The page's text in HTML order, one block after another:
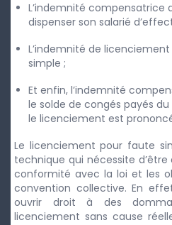
L’indemnité compensatrice
dispenser son salarié
L’indemnité de
simple ;
Et enfin, l’indemnité
le solde de congés payés
le licenciement est
Le licenciement pour faute
technique qui nécessite
conformité avec la loi et les
convention collective. En
ouvrir droit à des
licenciement sans cause